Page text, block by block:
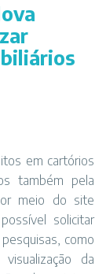
em cartórios
também pela
meio do site
solicitar
como
da